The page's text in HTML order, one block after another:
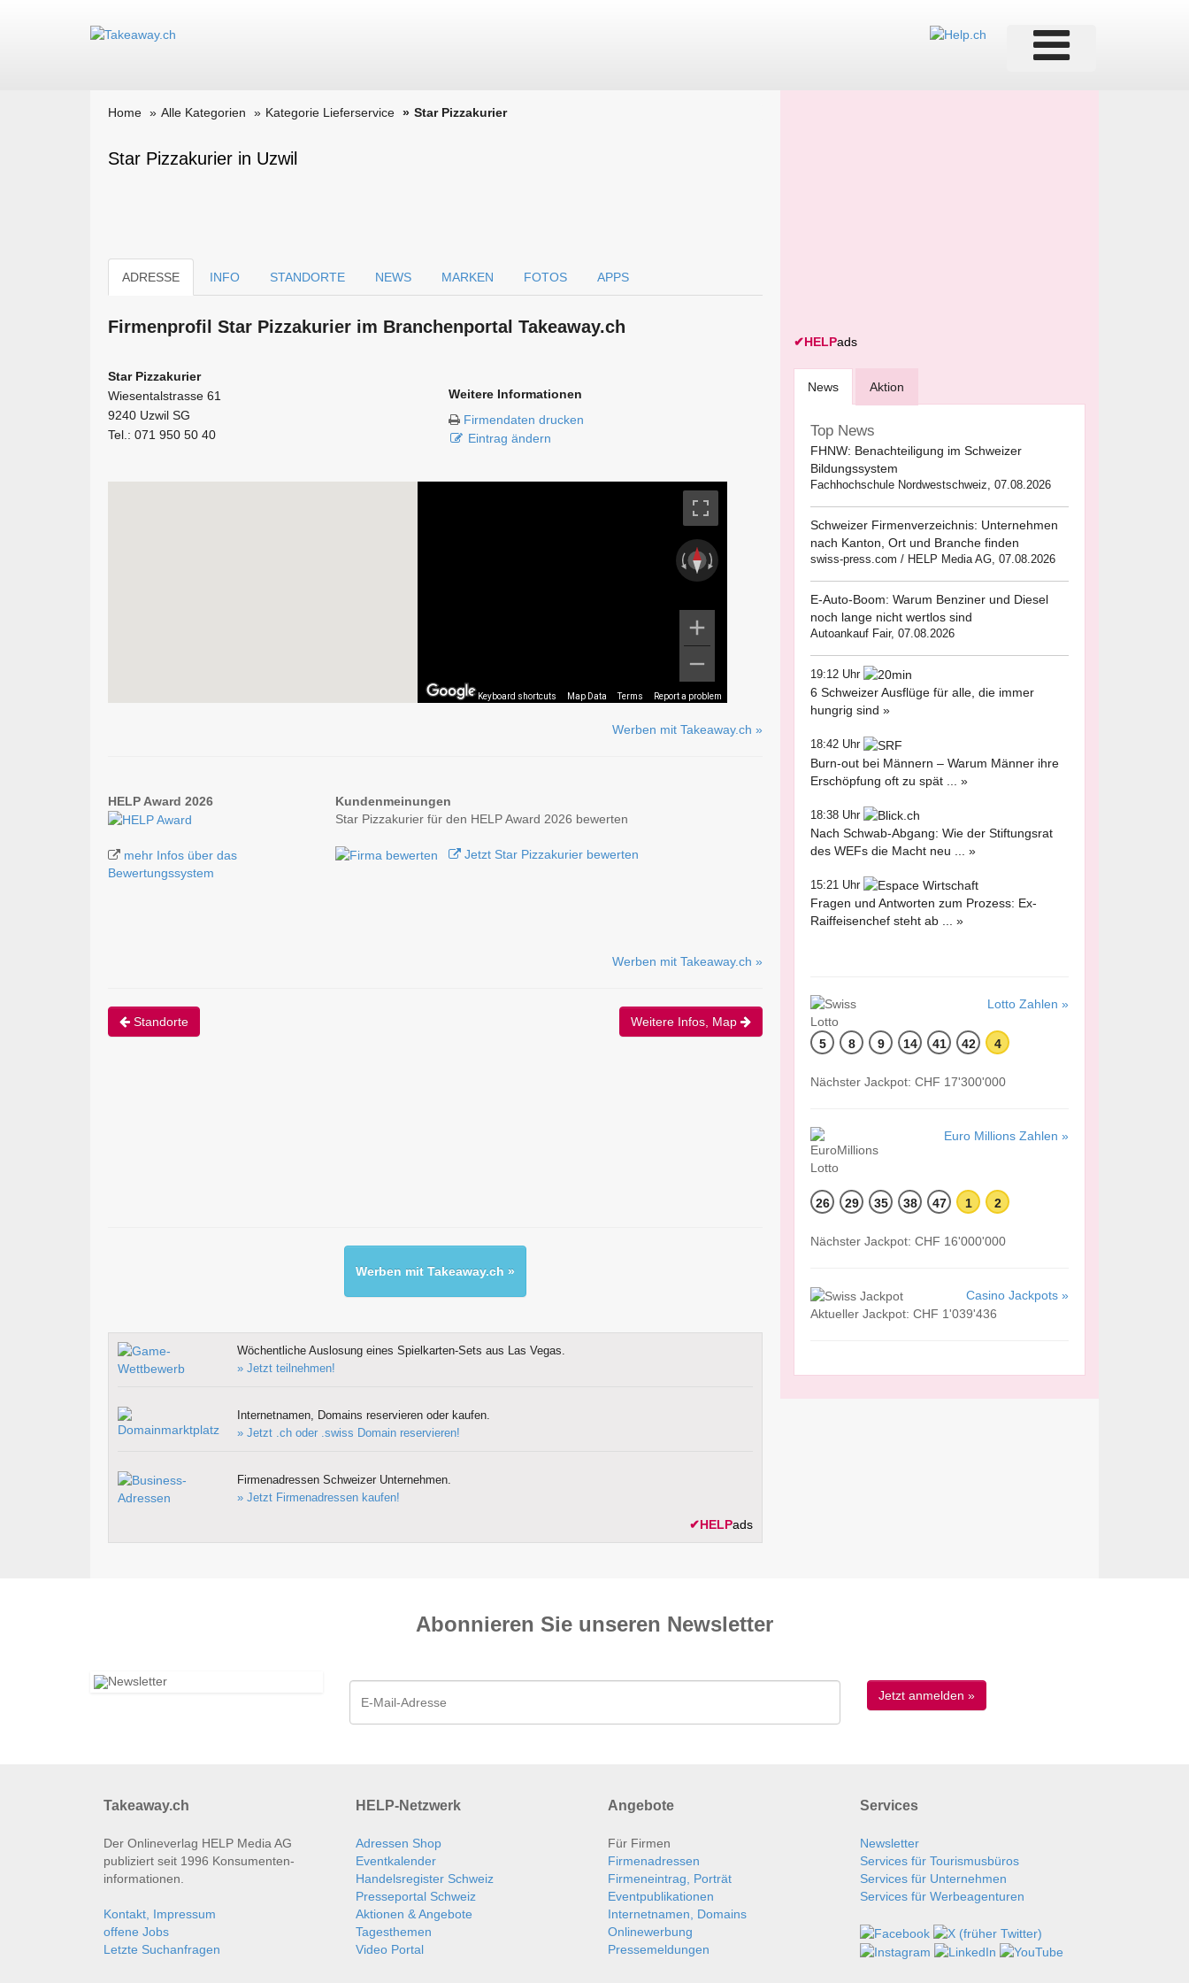
Home Alle Kategorien Kategorie Lieferservice Star Pizzakurier
Star Pizzakurier in Uzwil
ADRESSE INFO STANDORTE NEWS MARKEN FOTOS APPS
Firmen­profil Star Pizzakurier im Branchen­portal Takeaway.ch
Star Pizzakurier
Wiesentalstrasse 61
9240 Uzwil SG
Tel.: 071 950 50 40
Weitere Informationen
Firmendaten drucken
Eintrag ändern
Keyboard shortcuts Map Data Terms Report a problem
Werben mit Takeaway.ch »
HELP Award 2026
mehr Infos über das
Bewertungssystem
Kundenmeinungen
Star Pizzakurier für den HELP Award 2026 bewerten
Jetzt Star Pizzakurier bewerten
Werben mit Takeaway.ch »
Standorte Weitere Infos, Map
Werben mit Takeaway.ch »
Wöchentliche Auslosung eines Spielkarten-Sets aus Las Vegas.
» Jetzt teilnehmen!
Internetnamen, Domains reservieren oder kaufen.
» Jetzt .ch oder .swiss Domain reservieren!
Firmenadressen Schweizer Unternehmen.
» Jetzt Firmenadressen kaufen!
✔HELPads
✔HELPads
News Aktion
Top News
FHNW: Benachteiligung im Schweizer
Bildungssystem
Fachhochschule Nordwestschweiz, 07.08.2026
Schweizer Firmenverzeichnis: Unternehmen
nach Kanton, Ort und Branche finden
swiss-press.com / HELP Media AG, 07.08.2026
E-Auto-Boom: Warum Benziner und Diesel
noch lange nicht wertlos sind
Autoankauf Fair, 07.08.2026
19:12 Uhr
6 Schweizer Ausflüge für alle, die immer
hungrig sind »
18:42 Uhr
Burn-out bei Männern – Warum Männer ihre
Erschöpfung oft zu spät ... »
18:38 Uhr
Nach Schwab-Abgang: Wie der Stiftungsrat
des WEFs die Macht neu ... »
15:21 Uhr
Fragen und Antworten zum Prozess: Ex-
Raiffeisenchef steht ab ... »
Lotto Zahlen »
5 8 9 14 41 42 4
Nächster Jackpot: CHF 17'300'000
Euro Millions Zahlen »
26 29 35 38 47 1 2
Nächster Jackpot: CHF 16'000'000
Casino Jackpots »
Aktueller Jackpot: CHF 1'039'436
Abonnieren Sie unseren News­letter
Takeaway.ch
Der Onlineverlag HELP Media AG
publiziert seit 1996 Konsumenten­
informationen.
Kontakt, Impressum
offene Jobs
Letzte Suchanfragen
HELP-Netzwerk
Adressen Shop
Eventkalender
Handelsregister Schweiz
Presseportal Schweiz
Aktionen & Angebote
Tagesthemen
Video Portal
Angebote
Für Firmen
Firmenadressen
Firmeneintrag, Porträt
Eventpublikationen
Internetnamen, Domains
Onlinewerbung
Pressemeldungen
Services
Newsletter
Services für Tourismusbüros
Services für Unternehmen
Services für Werbeagenturen